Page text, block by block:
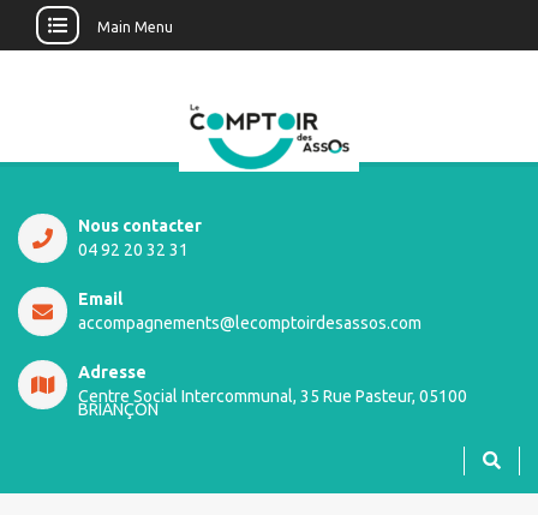
Main Menu
Nous contacter
04 92 20 32 31
Email
accompagnements@lecomptoirdesassos.com
Adresse
Centre Social Intercommunal, 35 Rue Pasteur, 05100
BRIANÇON